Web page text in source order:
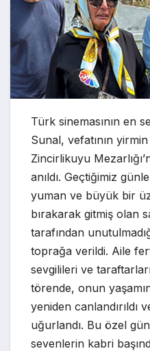
Türk sinemasının en
Sunal, vefatının yirmin
Zincirlikuyu
anıldı. Geçtiğimiz
yuman ve büyük bir
bırakarak gitmiş olan
tarafından
toprağa verildi. Aile
sevgilileri ve
törende, onun
yeniden canlandırıldı
uğurlandı. Bu özel
sevenlerin kabri